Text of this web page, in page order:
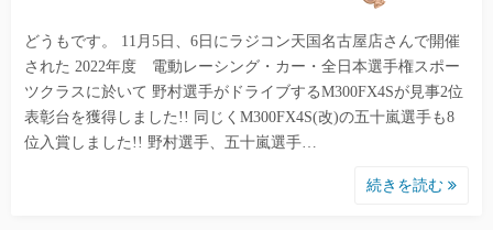
どうもです。 11月5日、6日にラジコン天国名古屋店さんで開催
された 2022年度 電動レーシング・カー・全日本選手権スポー
ツクラスに於いて 野村選手がドライブするM300FX4Sが見事2位
表彰台を獲得しました!! 同じくM300FX4S(改)の五十嵐選手も8
位入賞しました!! 野村選手、五十嵐選手…
続きを読む